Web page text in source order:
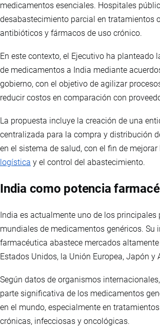
medicamentos esenciales. Hospitales
desabastecimiento parcial en tratamientos
antibióticos y fármacos de uso crónico.
En este contexto, el Ejecutivo ha planteado
de medicamentos a India mediante
gobierno, con el objetivo de agilizar
reducir costos en comparación con
La propuesta incluye la creación de una
centralizada para la compra y distribución
en el sistema de salud, con el fin de
logística y el control del abastecimiento.
India como potencia
India es actualmente uno de los principales
mundiales de medicamentos genéricos. Su
farmacéutica abastece mercados
Estados Unidos, la Unión Europea, Japón y
Según datos de organismos
parte significativa de los medicamentos
en el mundo, especialmente en
crónicas, infecciosas y oncológicas.